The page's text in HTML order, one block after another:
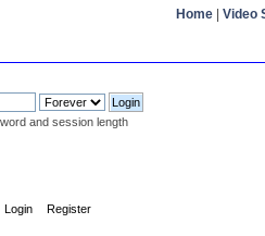
Home Video
and session length
Login Register